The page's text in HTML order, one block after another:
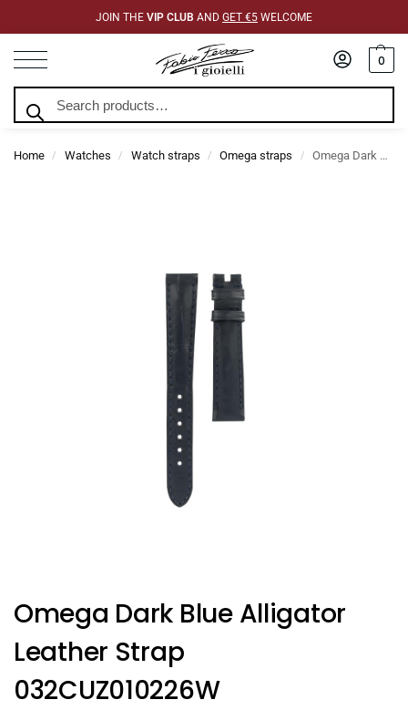
JOIN THE VIP CLUB AND GET €5 WELCOME
0
Home / Watches / Watch straps / Omega straps / Omega Dark Blue Alligator Leather Strap 032CUZ010226W
Omega Dark Blue Alligator
Leather Strap
032CUZ010226W